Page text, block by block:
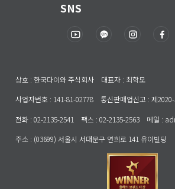
SNS
상호 : 한국다이와 주식회사 대표자 : 최학모
사업자번호 : 141-81-02778 통신판매업신고 : 제
전화 : 02-2135-2541 팩스 : 02-2135-2563 메일 :
주소 : (03699) 서울시 서대문구 연희로 141 유이빌딩